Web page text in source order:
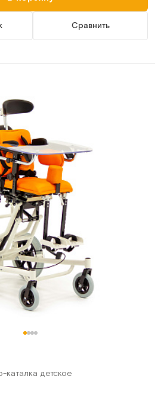
Сравнить
каталка детское